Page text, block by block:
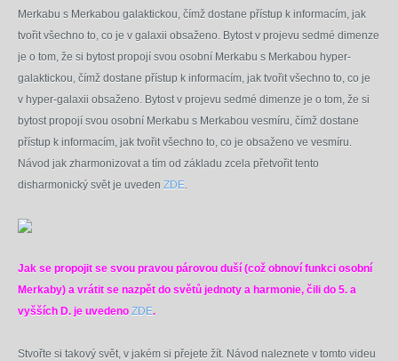
Merkabu s Merkabou galaktickou, čímž dostane přístup k informacím, jak
tvořit všechno to, co je v galaxii obsaženo. Bytost v projevu sedmé dimenze
je o tom, že si bytost propojí svou osobní Merkabu s Merkabou hyper-
galaktickou, čímž dostane přístup k informacím, jak tvořit všechno to, co je
v hyper-galaxii obsaženo. Bytost v projevu sedmé dimenze je o tom, že si
bytost propojí svou osobní Merkabu s Merkabou vesmíru, čímž dostane
přístup k informacím, jak tvořit všechno to, co je obsaženo ve vesmíru.
Návod jak zharmonizovat a tím od základu zcela přetvořit tento
disharmonický svět je uveden ZDE.
Jak se propojit se svou pravou párovou duší (což obnoví funkci osobní
Merkaby) a vrátit se nazpět do světů jednoty a harmonie, čili do 5. a
vyšších D. je uvedeno ZDE.
Stvořte si takový svět, v jakém si přejete žít. Návod naleznete v tomto videu